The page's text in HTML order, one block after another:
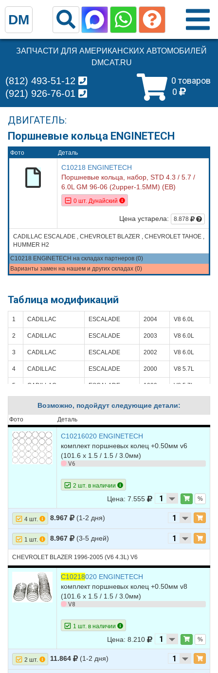
ЗАПЧАСТИ ДЛЯ АМЕРИКАНСКИХ АВТОМОБИЛЕЙ
DMCAT.RU
0 товаров
0
(812) 493-51-12
(921) 926-76-01
ДВИГАТЕЛЬ:
Поршневые кольца ENGINETECH
Фото Деталь
C10218 ENGINETECH
Поршневые кольца, набор, STD 4.3 / 5.7 /
6.0L GM 96-06 (2upper-1.5MM) (EB)
0 шт. Дунайский
Цена устарела: 8.878
CADILLAC ESCALADE , CHEVROLET BLAZER , CHEVROLET TAHOE ,
HUMMER H2
C10218 ENGINETECH на складах партнеров (0)
Варианты замен на нашем и других складах (0)
Таблица модификаций
1 CADILLAC ESCALADE 2004 V8 6.0L
2 CADILLAC ESCALADE 2003 V8 6.0L
3 CADILLAC ESCALADE 2002 V8 6.0L
4 CADILLAC ESCALADE 2000 V8 5.7L
5 CADILLAC ESCALADE 1999 V8 5.7L
CHEVROLET TAHOE
7 CHEVROLET
8 CHEVROLET TAHOE
9 CHEVROLET TAHOE 1996
H2 2005 V8 6.0L
H2
2003 V8 6.0L
Возможно, подойдут следующие детали:
Фото Деталь
C10216020 ENGINETECH
комплект поршневых колец +0.50мм v6
(101.6 х 1.5 / 1.5 / 3.0мм)
V6
2 шт. в наличии
Цена: 7.555 %
4 шт. 8.967 (1-2 дня)
1 шт. 8.967 (3-5 дней)
CHEVROLET BLAZER 1996-2005 (V6 4.3L) V6
C10218020 ENGINETECH
комплект поршневых колец +0.50мм v8
(101.6 х 1.5 / 1.5 / 3.0мм)
V8
1 шт. в наличии
Цена: 8.210 %
2 шт. 11.864 (1-2 дня)
DM